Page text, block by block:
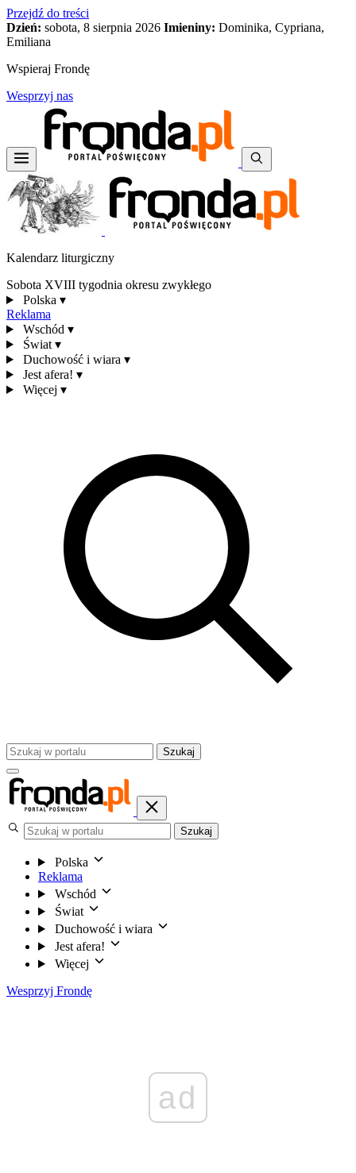
Przejdź do treści
Dzień: sobota, 8 sierpnia 2026 Imieniny: Dominika, Cypriana,
Emiliana
Wspieraj Frondę
Wesprzyj nas
Kalendarz liturgiczny
Sobota XVIII tygodnia okresu zwykłego
Polska ▾
Reklama
Wschód ▾
Świat ▾
Duchowość i wiara ▾
Jest afera! ▾
Więcej ▾
Szukaj
Szukaj
Polska
Reklama
Wschód
Świat
Duchowość i wiara
Jest afera!
Więcej
Wesprzyj Frondę
ad